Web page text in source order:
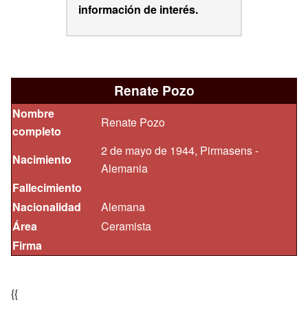
información de interés.
Renate Pozo
Nombre
completo
Renate Pozo
Nacimiento
2 de mayo de 1944, Pirmasens -
Alemania
Fallecimiento
Nacionalidad
Alemana
Área
Ceramista
Firma
{{